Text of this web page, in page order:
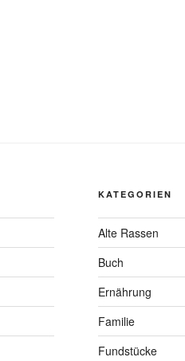
KATEGORIEN
Alte Rassen
Buch
Ernährung
Familie
Fundstücke